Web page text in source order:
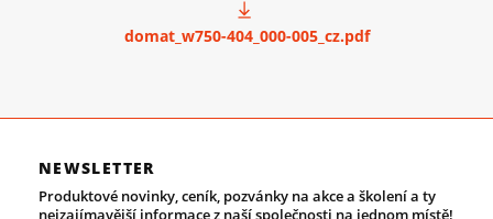
domat_w750-404_000-005_cz.pdf
NEWSLETTER
Produktové novinky, ceník, pozvánky na akce a školení a ty
nejzajímavější informace z naší společnosti na jednom místě!